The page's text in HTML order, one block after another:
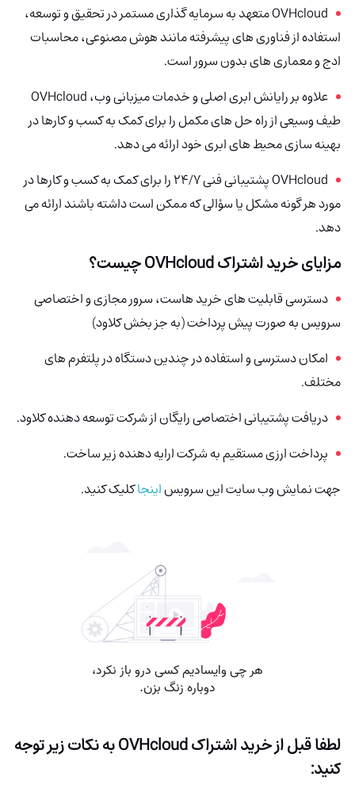
OVHcloud متعهد به سرمایه گذاری مستمر در تحقیق و توسعه،
استفاده از فناوری های پیشرفته مانند هوش مصنوعی، محاسبات
ادج و معماری های بدون سرور است.
علاوه بر رایانش ابری اصلی و خدمات میزبانی وب، OVHcloud
طیف وسیعی از راه حل های مکمل را برای کمک به کسب و کارها در
بهینه سازی محیط های ابری خود ارائه می دهد.
OVHcloud پشتیبانی فنی 24/7 را برای کمک به کسب و کارها در
مورد هر گونه مشکل یا سؤالی که ممکن است داشته باشند ارائه می
دهد.
مزایای خرید اشتراک OVHcloud چیست؟
دسترسی قابلیت های خرید هاست، سرور مجازی و اختصاصی
سرویس به صورت پیش پرداخت (به جز بخش کلاود)
امکان دسترسی و استفاده در چندین دستگاه در پلتفرم های
مختلف.
دریافت پشتیبانی اختصاصی رایگان از شرکت توسعه دهنده کلاود.
پرداخت ارزی مستقیم به شرکت ارایه دهنده زیر ساخت.
جهت نمایش وب سایت این سرویساینجاکلیک کنید.
لطفا قبل از خرید اشتراک OVHcloud به نکات زیر توجه
کنید: